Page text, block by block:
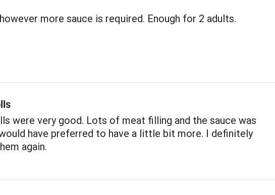
more sauce is required. Enough for 2 adults.
were very good. Lots of meat filling and the sauce was
have preferred to have a little bit more. I definitely
again.